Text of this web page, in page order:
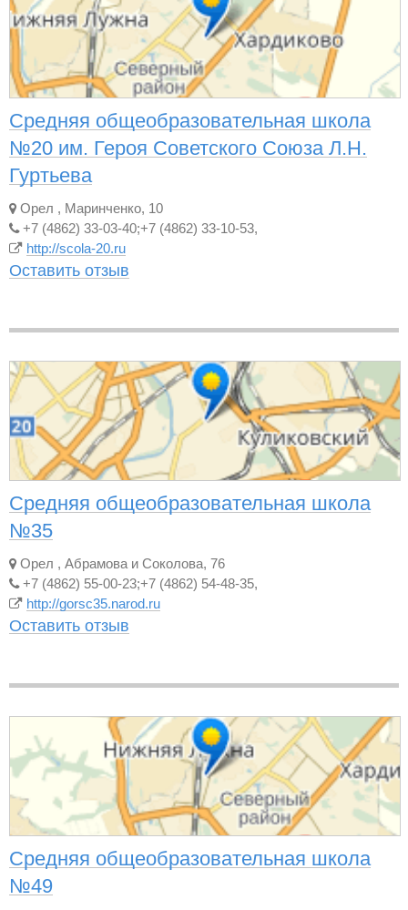
Средняя общеобразовательная школа
№20 им. Героя Советского Союза Л.Н.
Гуртьева
Орел , Маринченко, 10
+7 (4862) 33-03-40;+7 (4862) 33-10-53,
http://scola-20.ru
Оставить отзыв
Средняя общеобразовательная школа
№35
Орел , Абрамова и Соколова, 76
+7 (4862) 55-00-23;+7 (4862) 54-48-35,
http://gorsc35.narod.ru
Оставить отзыв
Средняя общеобразовательная школа
№49